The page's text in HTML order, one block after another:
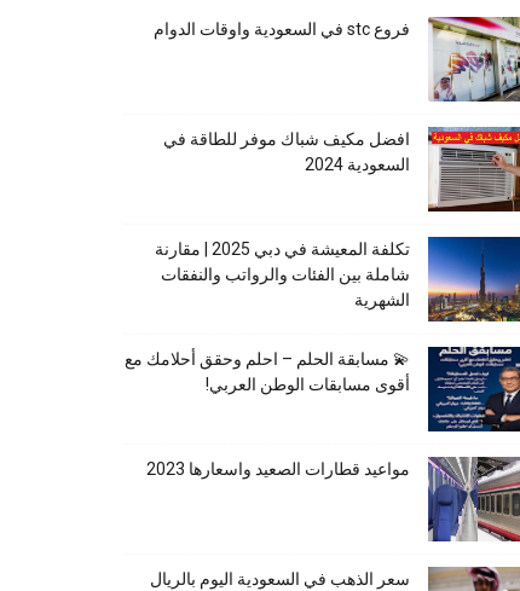
فروع stc في السعودية واوقات الدوام
افضل مكيف شباك موفر للطاقة في
السعودية 2024
تكلفة المعيشة في دبي 2025 | مقارنة
شاملة بين الفئات والرواتب والنفقات
الشهرية
💫 مسابقة الحلم – احلم وحقق أحلامك مع
أقوى مسابقات الوطن العربي!
مواعيد قطارات الصعيد واسعارها 2023
سعر الذهب في السعودية اليوم بالريال